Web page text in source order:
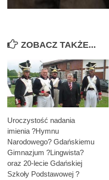
ZOBACZ TAKŻE...
Uroczystość nadania
imienia ?Hymnu
Narodowego? Gdańskiemu
Gimnazjum ?Lingwista?
oraz 20-lecie Gdańskiej
Szkoły Podstawowej ?